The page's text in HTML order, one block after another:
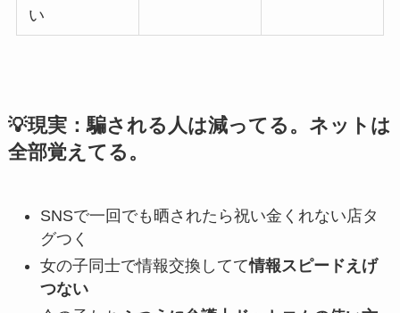
い
💡現実：騙される人は減ってる。ネットは
全部覚えてる。
SNSで一回でも晒されたら祝い金くれない店タ
グつく
女の子同士で情報交換してて情報スピードえげ
つない